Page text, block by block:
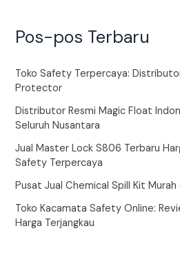
Pos-pos Terbaru
Toko Safety Terpercaya:
Protector
Distributor Resmi Magic Float
Seluruh Nusantara
Jual Master Lock S806 Terbaru
Safety Terpercaya
Pusat Jual Chemical Spill Kit
Toko Kacamata Safety Online:
Harga Terjangkau